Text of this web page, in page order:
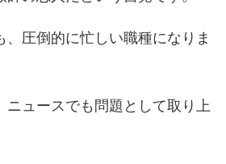
、圧倒的に忙しい職種になりま
ニュースでも問題として取り上